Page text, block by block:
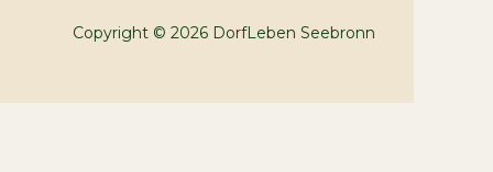
Copyright © 2026 DorfLeben Seebronn